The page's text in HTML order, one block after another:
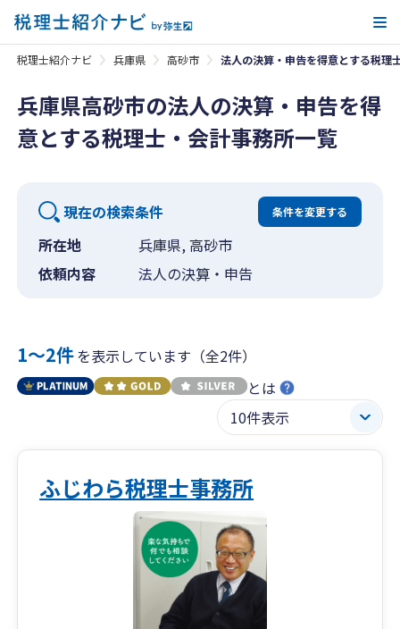
税理士紹介ナビ 兵庫県 高砂市 法人の決算・申告を得意とする税理
兵庫県高砂市の法人の決算・申告を得
意とする税理士・会計事務所一覧
現在の検索条件 条件を変更する
所在地
兵庫県, 高砂市
依頼内容
法人の決算・申告
1〜2件を表示しています（全2件）
とは
ふじわら税理士事務所